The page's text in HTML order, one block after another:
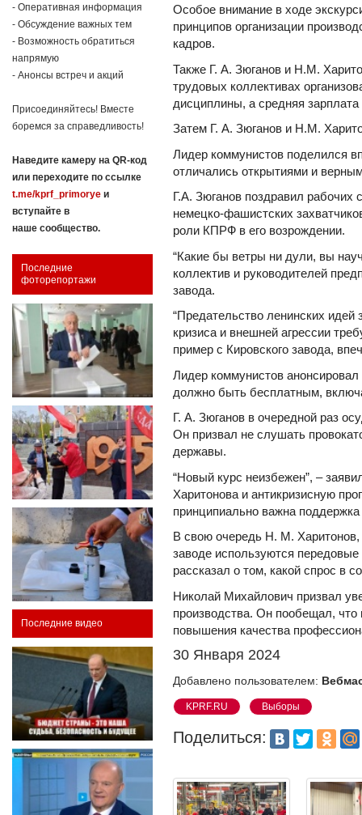
- Оперативная информация
- Обсуждение важных тем
- Возможность обратиться
напрямую
- Анонсы встреч и акций
Присоединяйтесь! Вместе
боремся за справедливость!
Наведите камеру на QR-код
или переходите по ссылке
t.me/kprf_primorye и
вступайте в
наше сообщество.
Последние
фоторепортажи
Последние видео
Особое внимание в ходе
принципов организации
кадров.
Также Г. А. Зюганов и Н.М.
трудовых коллективах
дисциплины, а средняя
Затем Г. А. Зюганов и Н.М.
Лидер коммунистов поделился
отличались открытиями и
Г.А. Зюганов поздравил рабочих
немецко-фашистских
роли КПРФ в его возрождении.
“Какие бы ветры ни дули, вы
коллектив и руководителей
завода.
“Предательство ленинских
кризиса и внешней агрессии
пример с Кировского завода,
Лидер коммунистов
должно быть бесплатным,
Г. А. Зюганов в очередной раз
Он призвал не слушать
державы.
“Новый курс неизбежен”, –
Харитонова и антикризисную
принципиально важна
В свою очередь Н. М. Харитонов,
заводе используются
рассказал о том, какой спрос в
Николай Михайлович призвал
производства. Он пообещал,
повышения качества
30 Января 2024
Добавлено пользователем:
KPRF.RU Выборы
Поделиться: